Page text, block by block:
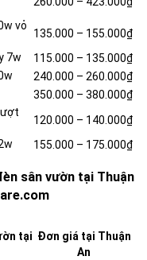
vỏ
135.000 – 155.000₫
7w
115.000 – 135.000₫
240.000 – 260.000₫
350.000 – 380.000₫
120.000 – 140.000₫
155.000 – 175.000₫
sân vườn tại Thuận
tại Đơn giá tại Thuận
An